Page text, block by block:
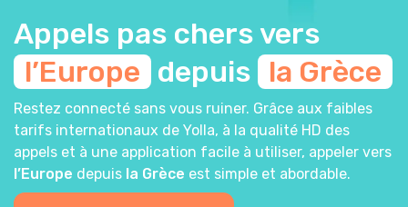
Appels pas chers vers
l’Europe depuis la Grèce
Restez connecté sans vous ruiner. Grâce aux faibles
tarifs internationaux de Yolla, à la qualité HD des
appels et à une application facile à utiliser, appeler vers
l’Europe depuis la Grèce est simple et abordable.